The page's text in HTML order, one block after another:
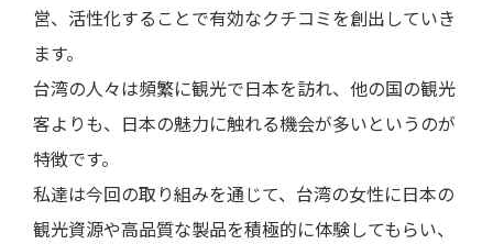
営、活性化することで有効なクチコミを創出していき
ます。
台湾の人々は頻繁に観光で日本を訪れ、他の国の観光
客よりも、日本の魅力に触れる機会が多いというのが
特徴です。
私達は今回の取り組みを通じて、台湾の女性に日本の
観光資源や高品質な製品を積極的に体験してもらい、